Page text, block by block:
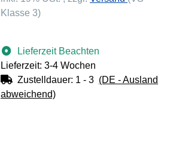
Klasse 3)
Lieferzeit Beachten
Lieferzeit: 3-4 Wochen
Zustelldauer: 1 - 3 (DE - Ausland
abweichend)